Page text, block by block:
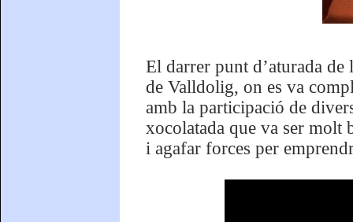
El darrer punt d’aturada de
de Valldolig, on es va
amb la participació de
xocolatada que va ser molt
i agafar forces per